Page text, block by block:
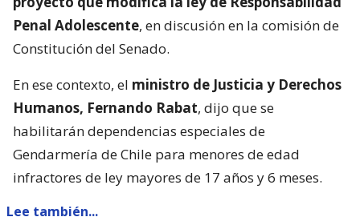
Penal Adolescente, en discusión en la comisión de
Constitución del Senado.
En ese contexto, el ministro de Justicia y Derechos
Humanos, Fernando Rabat, dijo que se
habilitarán dependencias especiales de
Gendarmería de Chile para menores de edad
infractores de ley mayores de 17 años y 6 meses.
Lee también...